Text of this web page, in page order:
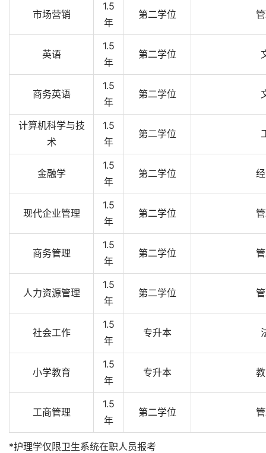
市场营销
1.5
年
第二学位
英语
1.5
年
第二学位
商务英语
1.5
年
第二学位
计算机科学与技
术
1.5
年
第二学位
金融学
1.5
年
第二学位
现代企业管理
1.5
年
第二学位
商务管理
1.5
年
第二学位
人力资源管理
1.5
年
第二学位
社会工作
1.5
年
专升本
小学教育
1.5
年
专升本
工商管理
1.5
年
第二学位
*护理学仅限卫生系统在职人员报考